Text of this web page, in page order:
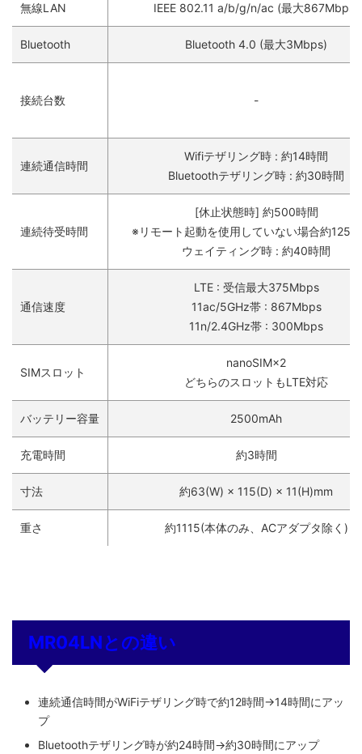
無線LAN IEEE 802.11 a/b/g/n/ac (最大867Mbps)
Bluetooth Bluetooth 4.0 (最大3Mbps)
接続台数 -
連続通信時間
Wifiテザリング時 : 約14時間
Bluetoothテザリング時 : 約30時間
連続待受時間
[休止状態時] 約500時間
※リモート起動を使用していない場合約1250
ウェイティング時 : 約40時間
通信速度
LTE : 受信最大375Mbps
11ac/5GHz帯 : 867Mbps
11n/2.4GHz帯 : 300Mbps
SIMスロット
nanoSIM×2
どちらのスロットもLTE対応
バッテリー容量 2500mAh
充電時間 約3時間
寸法 約63(W) × 115(D) × 11(H)mm
重さ 約1115(本体のみ、ACアダプタ除く)
MR04LNとの違い
連続通信時間がWiFiテザリング時で約12時間→14時間にアッ
プ
Bluetoothテザリング時が約24時間→約30時間にアップ